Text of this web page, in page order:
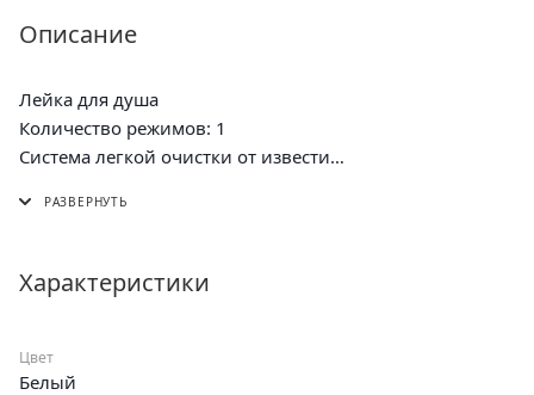
Описание
Лейка для душа
Количество режимов: 1
Система легкой очистки от извести
Характеристики
Цвет
Белый